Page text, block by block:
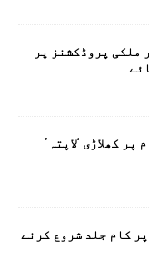
ملکی پروڈکشنز پر
کھلاڑی ‘لاپتہ’
کام جلد شروع کرنے